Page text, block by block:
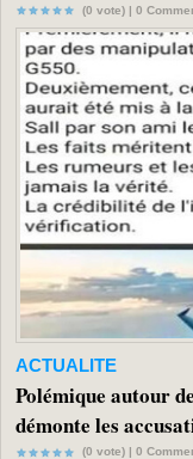
(0 vote) | 0
ACTUALITE
Polémique autour
démonte les
(0 vote) | 0